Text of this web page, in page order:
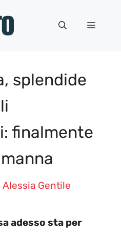
Menu
splendide
finalmente
Alessia Gentile
adesso sta per